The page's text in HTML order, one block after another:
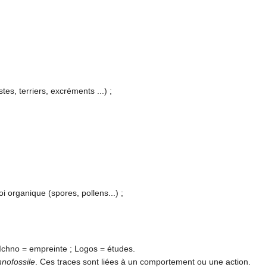
terriers, excréments ...) ;
organique (spores, pollens...) ;
= empreinte ; Logos = études.
. Ces traces sont liées à un comportement ou une action.